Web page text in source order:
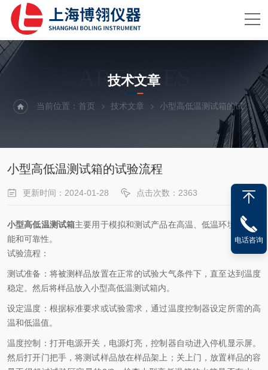
ARTICLES
技术文章
当前位置：首页 技术文章 小型高低温测试箱的试验流程
小型高低温测试箱的试验流程
更新时间：2024-01-28 点击次数：2363
小型高低温测试箱主要用于模拟和测试产品在高温、低温环境下的性
能和可靠性。
试验流程：
测试准备：将被测样品放置在正常的试验大气条件下，直至达到温度
稳定。然后将样品放入小型高低温测试箱内。
设定温度：根据标准要求或试验需求，通过温度控制器设定所需的高
温和低温值。
温度控制：打开电源开关，电源灯亮，控制器自动进入停机显示屏。
然后打开门把手，将测试样品放在样品架上；关上门，放置样品的容
电话咨询